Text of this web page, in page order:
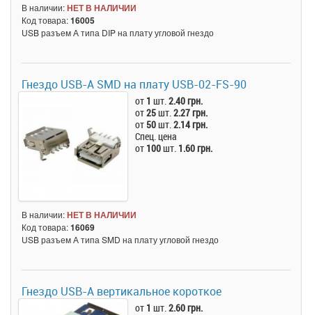
В наличии:НЕТ В НАЛИЧИИ
Код товара:16005
USB разъем А типа DIP на плату угловой гнездо
Гнездо USB-A SMD на плату USB-02-FS-90
от 1 шт.2.40 грн.
от25шт.2.27 грн.
от 50шт.2.14 грн.
Спец. цена
от 100шт. 1.60 грн.
В наличии:НЕТ В НАЛИЧИИ
Код товара:16069
USB разъем А типа SMD на плату угловой гнездо
Гнездо USB-A вертикальное короткое
от 1 шт.2.60 грн.